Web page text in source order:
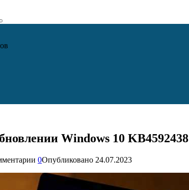
Windows 10 KB4592438
0Опубликовано 24.07.2023